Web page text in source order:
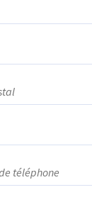
téléphone